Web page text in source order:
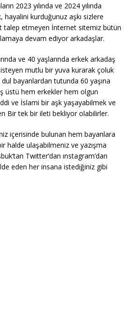
2023 yılında ve 2024 yılında
kurduğunuz aşkı sizlere
talep etmeyen İnternet sitemiz bütün
devam ediyor arkadaşlar.
ve 40 yaşlarında erkek arkadaş
mutlu bir yuva kurarak çoluk
bayanlardan tutunda 60 yaşına
üstü hem erkekler hem olgun
ve İslami bir aşk yaşayabilmek ve
Bir tek bir ileti bekliyor olabilirler.
içerisinde bulunan hem bayanlara
halde ulaşabilmeniz ve yazışma
Twitter’dan ınstagram’dan
eden her insana istediğiniz gibi